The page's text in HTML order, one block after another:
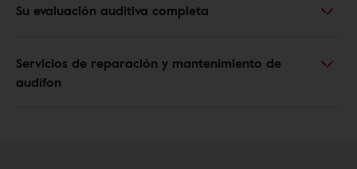
Su evaluación auditiva completa
Servicios de reparación y mantenimiento de
audífon